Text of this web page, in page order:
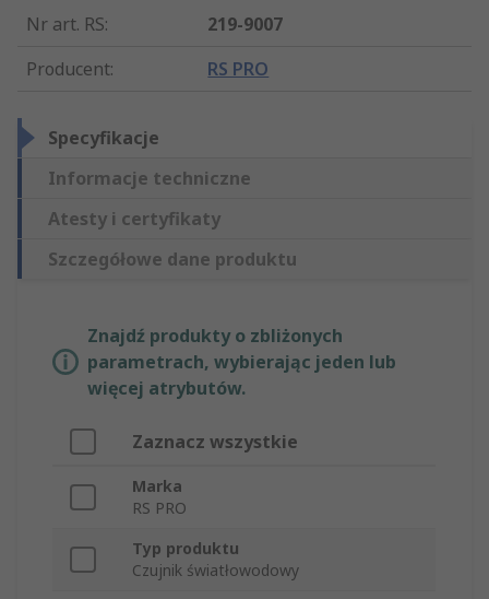
Nr art. RS:
219-9007
Producent: RS PRO
Specyfikacje
Informacje techniczne
Atesty i certyfikaty
Szczegółowe dane produktu
Znajdź produkty o zbliżonych
parametrach, wybierając jeden lub
więcej atrybutów.
Zaznacz wszystkie
Marka
RS PRO
Typ produktu
Czujnik światłowodowy